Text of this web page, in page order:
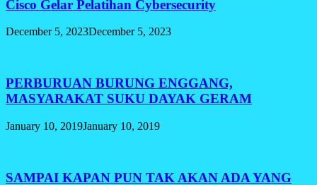
Cisco Gelar Pelatihan Cybersecurity
December 5, 2023December 5, 2023
PERBURUAN BURUNG ENGGANG,
MASYARAKAT SUKU DAYAK GERAM
January 10, 2019January 10, 2019
SAMPAI KAPAN PUN TAK AKAN ADA YANG